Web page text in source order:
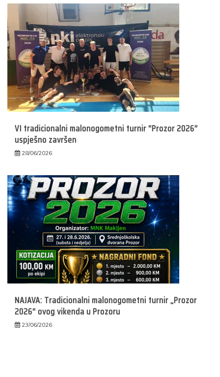
VI tradicionalni malonogometni turnir “Prozor 2026”
uspješno završen
28/06/2026
NAJAVA: Tradicionalni malonogometni turnir „Prozor
2026“ ovog vikenda u Prozoru
23/06/2026